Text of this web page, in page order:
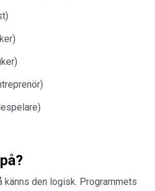
känns den logisk. Programmets